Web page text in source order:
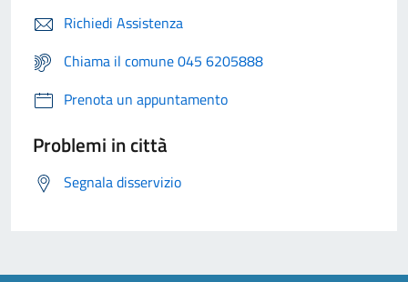
Richiedi Assistenza
Chiama il comune 045 6205888
Prenota un appuntamento
Problemi in città
Segnala disservizio